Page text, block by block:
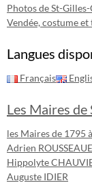
Photos de St-
Vendée, costume
Langues
Français
Les Maires
les Maires de 1795
Adrien ROUSSEAU
Hippolyte
Auguste IDIER